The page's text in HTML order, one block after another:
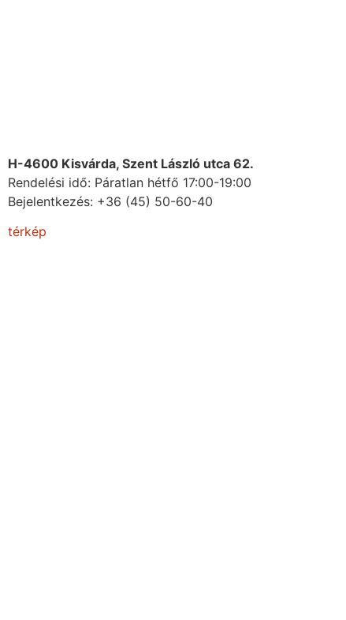
H-4600 Kisvárda, Szent László utca 62.
Rendelési idő: Páratlan hétfő 17:00-19:00
Bejelentkezés: +36 (45) 50-60-40
térkép